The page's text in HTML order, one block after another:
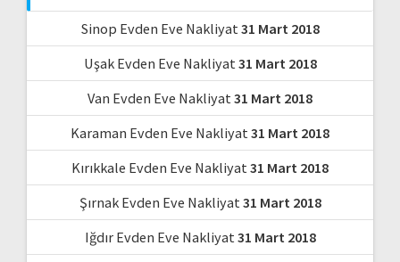
Sinop Evden Eve Nakliyat31 Mart 2018
Uşak Evden Eve Nakliyat31 Mart 2018
Van Evden Eve Nakliyat31 Mart 2018
Karaman Evden Eve Nakliyat31 Mart 2018
Kırıkkale Evden Eve Nakliyat31 Mart 2018
Şırnak Evden Eve Nakliyat31 Mart 2018
Iğdır Evden Eve Nakliyat31 Mart 2018